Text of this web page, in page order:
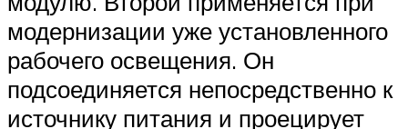
модернизации уже установленного
рабочего освещения. Он
подсоединяется непосредственно к
источнику питания и проецирует